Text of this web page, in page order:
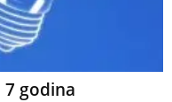
7 godina